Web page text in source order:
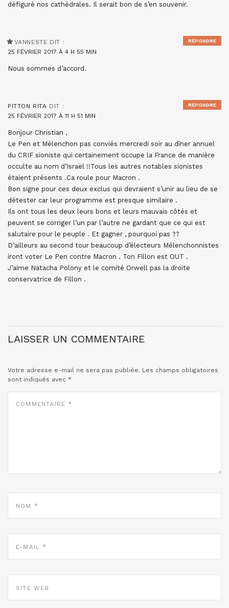
défiguré nos cathédrales. Il serait bon de s’en souvenir.
VANNESTE DIT :
25 FÉVRIER 2017 À 4 H 55 MIN
Nous sommes d’accord.
RÉPONDRE
PITTON RITA DIT :
25 FÉVRIER 2017 À 11 H 51 MIN
Bonjour Christian ,
Le Pen et Mélenchon pas conviés mercredi soir au dîner annuel
du CRIF sioniste qui certainement occupe la France de manière
occulte au nom d’Israël !!Tous les autres notables sionistes
étaient présents .Ca roule pour Macron .
Bon signe pour ces deux exclus qui devraient s’unir au lieu de se
détester car leur programme est presque similaire .
Ils ont tous les deux leurs bons et leurs mauvais côtés et
peuvent se corriger l’un par l’autre ne gardant que ce qui est
salutaire pour le peuple . Et gagner , pourquoi pas ??
D’ailleurs au second tour beaucoup d’électeurs Mélenchonnistes
iront voter Le Pen contre Macron . Ton Fillon est OUT .
J’aime Natacha Polony et le comité Orwell pas la droite
conservatrice de Fillon .
RÉPONDRE
LAISSER UN COMMENTAIRE
Votre adresse e-mail ne sera pas publiée. Les champs obligatoires
sont indiqués avec *
MAIL
WEB